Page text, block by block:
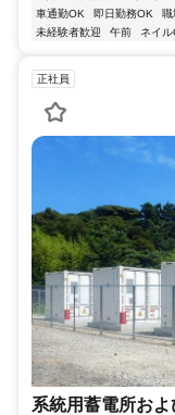
車通勤OK
即日勤務OK 職
未経験者歓迎
午前 ネイル
正社員
系統用蓄電所お